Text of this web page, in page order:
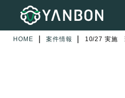
HOME 案件情報